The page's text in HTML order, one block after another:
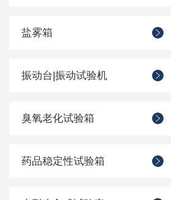
盐雾箱
振动台|振动试验机
臭氧老化试验箱
药品稳定性试验箱